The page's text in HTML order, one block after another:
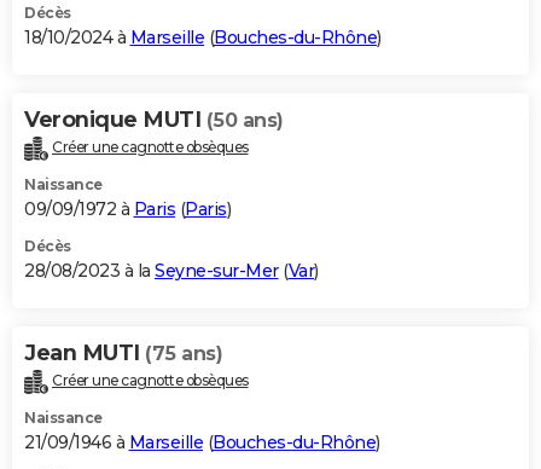
Décès
18/10/2024 à Marseille (Bouches-du-Rhône)
Veronique MUTI (50 ans)
Créer une cagnotte obsèques
Naissance
09/09/1972 à Paris (Paris)
Décès
28/08/2023 à la Seyne-sur-Mer(Var)
Jean MUTI (75 ans)
Créer une cagnotte obsèques
Naissance
21/09/1946 à Marseille (Bouches-du-Rhône)